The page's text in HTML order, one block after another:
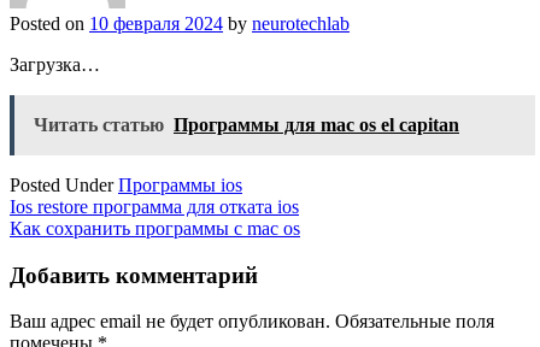
Posted on 10 февраля 2024 by neurotechlab
Загрузка…
Читать статью Программы для mac os el capitan
Posted UnderПрограммы ios
Навигация
по
записям
Ios restore программа для отката ios
Как сохранить программы с mac os
Добавить комментарий
Ваш адрес email не будет опубликован. Обязательные поля